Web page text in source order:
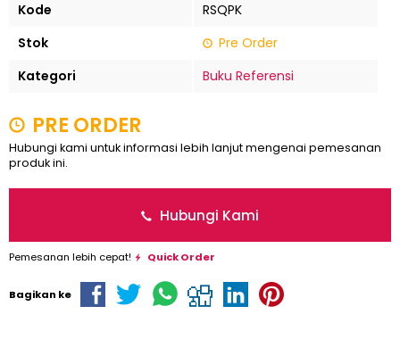
Kode
RSQPK
Stok
Pre Order
Kategori
Buku Referensi
PRE ORDER
Hubungi kami untuk informasi lebih lanjut mengenai pemesanan
produk ini.
Hubungi Kami
Pemesanan lebih cepat! Quick Order
Bagikan ke